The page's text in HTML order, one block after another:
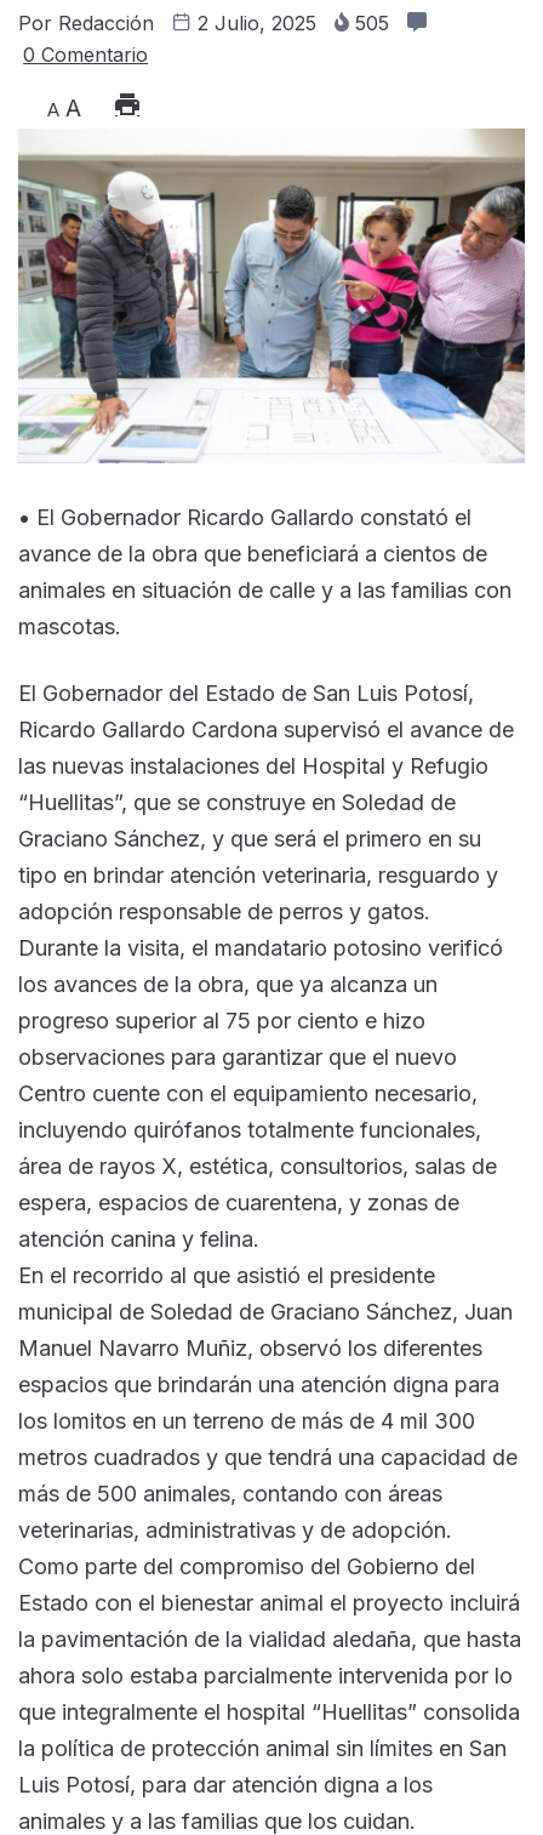
Por Redacción 2 Julio, 2025
505
0 Comentario
A A
• El Gobernador Ricardo Gallardo constató el
avance de la obra que beneficiará a cientos de
animales en situación de calle y a las familias con
mascotas.
El Gobernador del Estado de San Luis Potosí,
Ricardo Gallardo Cardona supervisó el avance de
las nuevas instalaciones del Hospital y Refugio
“Huellitas”, que se construye en Soledad de
Graciano Sánchez, y que será el primero en su
tipo en brindar atención veterinaria, resguardo y
adopción responsable de perros y gatos.
Durante la visita, el mandatario potosino verificó
los avances de la obra, que ya alcanza un
progreso superior al 75 por ciento e hizo
observaciones para garantizar que el nuevo
Centro cuente con el equipamiento necesario,
incluyendo quirófanos totalmente funcionales,
área de rayos X, estética, consultorios, salas de
espera, espacios de cuarentena, y zonas de
atención canina y felina.
En el recorrido al que asistió el presidente
municipal de Soledad de Graciano Sánchez, Juan
Manuel Navarro Muñiz, observó los diferentes
espacios que brindarán una atención digna para
los lomitos en un terreno de más de 4 mil 300
metros cuadrados y que tendrá una capacidad de
más de 500 animales, contando con áreas
veterinarias, administrativas y de adopción.
Como parte del compromiso del Gobierno del
Estado con el bienestar animal el proyecto incluirá
la pavimentación de la vialidad aledaña, que hasta
ahora solo estaba parcialmente intervenida por lo
que integralmente el hospital “Huellitas” consolida
la política de protección animal sin límites en San
Luis Potosí, para dar atención digna a los
animales y a las familias que los cuidan.